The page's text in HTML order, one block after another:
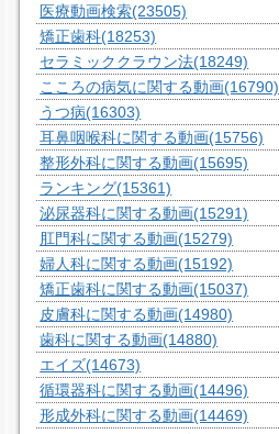
医療動画検索(23505)
矯正歯科(18253)
セラミッククラウン法(18249)
こころの病気に関する動画(16790)
うつ病(16303)
耳鼻咽喉科に関する動画(15756)
整形外科に関する動画(15695)
ランキング(15361)
泌尿器科に関する動画(15291)
肛門科に関する動画(15279)
婦人科に関する動画(15192)
矯正歯科に関する動画(15037)
皮膚科に関する動画(14980)
歯科に関する動画(14880)
エイズ(14673)
循環器科に関する動画(14496)
形成外科に関する動画(14469)